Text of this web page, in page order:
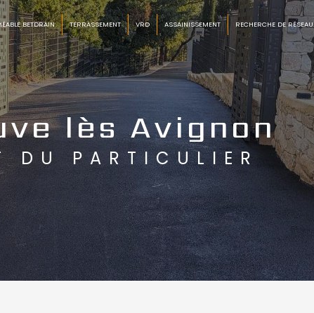
BETDRAIN TERRASSEMENT VRD ASSAINISSEMENT RECHERCHE DE RÉSEAU
lès Avignon
DU PARTICULIER